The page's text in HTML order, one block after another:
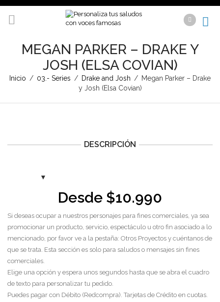
MEGAN PARKER – DRAKE Y
JOSH (ELSA COVIAN)
Inicio / 03.- Series / Drake and Josh / Megan Parker – Drake
y Josh (Elsa Covian)
DESCRIPCIÓN
Desde $10.990
Si deseas ocupar a nuestros personajes para fines comerciales, ya sea
promocionar un producto, servicio, espectáculo u otro fin asociado a lo
mencionado, por favor ve a la pestaña: Otros Proyectos y cuéntanos de
que se trata. Esta sección es solo para saludos o mensajes sin fines
comerciales.
Elige una opción y espera unos segundos hasta que se abra el cuadro
de texto para personalizar tu pedido.
Puedes pagar con Débito (Redcompra). Tarjetas de Crédito en cuotas.